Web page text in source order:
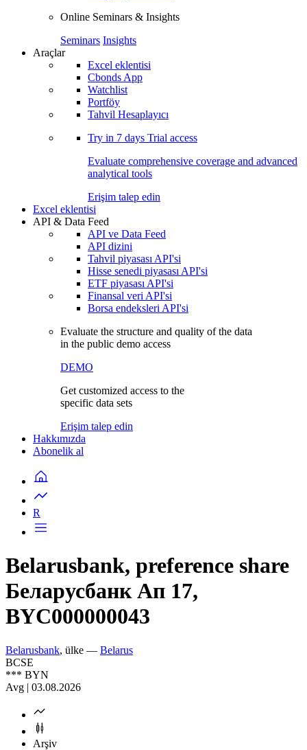
Online Seminars & Insights
Seminars Insights
Araçlar
Excel eklentisi
Cbonds App
Watchlist
Portföy
Tahvil Hesaplayıcı
Try in 7 days Trial access
Evaluate comprehensive coverage and advanced
analytical tools
Erişim talep edin
Excel eklentisi
API & Data Feed
API ve Data Feed
API dizini
Tahvil piyasası API'si
Hisse senedi piyasası API'si
ETF piyasası API'si
Finansal veri API'si
Borsa endeksleri API'si
Evaluate the structure and quality of the data
in the public demo access
DEMO
Get customized access to the
specific data sets
Erişim talep edin
Hakkımızda
Abonelik al
R
Belarusbank, preference share
Беларусбанк Ап 17,
BYC000000043
Belarusbank, ülke — Belarus
BCSE
*** BYN
Avg | 03.08.2026
Arşiv